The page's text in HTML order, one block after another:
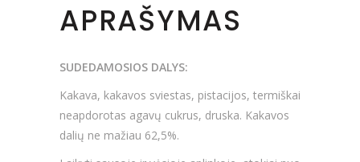
APRAŠYMAS
SUDEDAMOSIOS DALYS:
Kakava, kakavos sviestas, pistacijos, termiškai
neapdorotas agavų cukrus, druska. Kakavos
dalių ne mažiau 62,5%.